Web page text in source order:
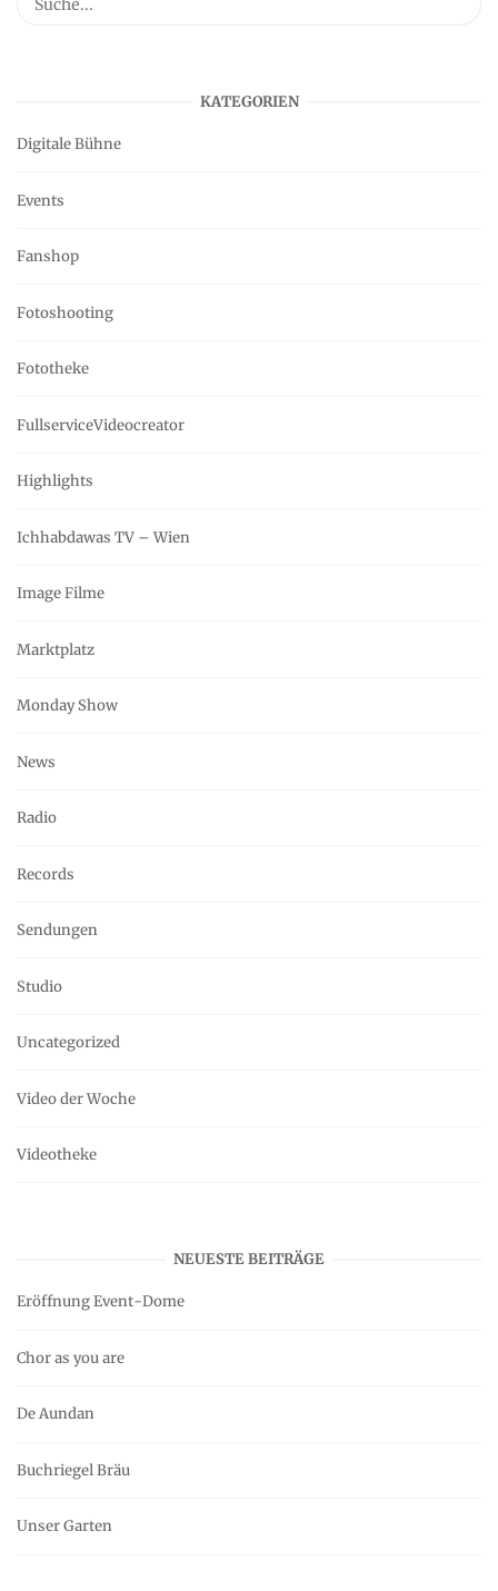
KATEGORIEN
Digitale Bühne
Events
Fanshop
Fotoshooting
Fototheke
FullserviceVideocreator
Highlights
Ichhabdawas TV – Wien
Image Filme
Marktplatz
Monday Show
News
Radio
Records
Sendungen
Studio
Uncategorized
Video der Woche
Videotheke
NEUESTE BEITRÄGE
Eröffnung Event-Dome
Chor as you are
De Aundan
Buchriegel Bräu
Unser Garten